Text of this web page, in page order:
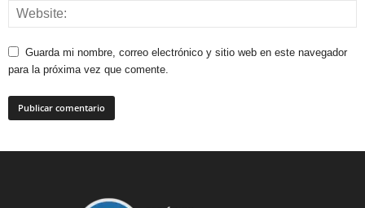
Guarda mi nombre, correo electrónico y sitio web en este navegador
para la próxima vez que comente.